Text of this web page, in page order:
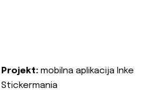
Projekt: mobilna aplikacija Inke
Stickermania